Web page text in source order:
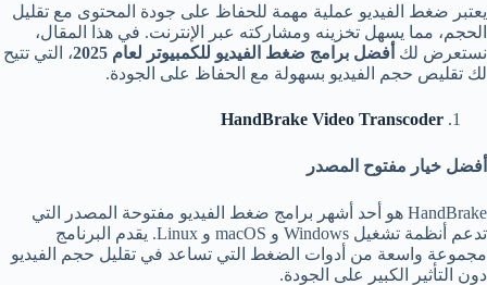
يعتبر ضغط الفيديو عملية مهمة للحفاظ على جودة المحتوى مع تقليل
الحجم، مما يسهل تخزينه ومشاركته عبر الإنترنت. في هذا المقال،
نستعرض لك أفضل برامج ضغط الفيديو للكمبيوتر لعام 2025
، التي تتيح
لك تقليص حجم الفيديو بسهولة مع الحفاظ على الجودة.
HandBrake Video Transcoder
أفضل خيار مفتوح المصدر
HandBrake هو أحد أشهر برامج ضغط الفيديو مفتوحة المصدر التي
تدعم أنظمة تشغيل Windows و macOS و Linux. يقدم البرنامج
مجموعة واسعة من أدوات الضغط التي تساعد في تقليل حجم الفيديو
دون التأثير الكبير على الجودة.